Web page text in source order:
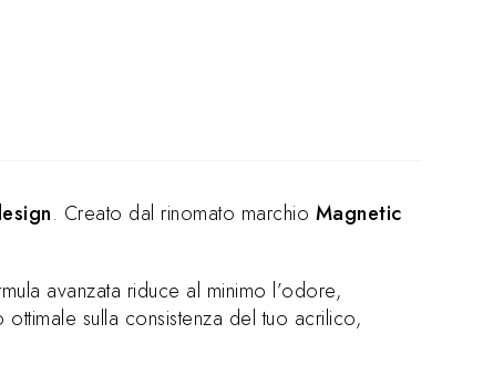
. Creato dal rinomato marchio Magnetic
avanzata riduce al minimo l’odore,
sulla consistenza del tuo acrilico,